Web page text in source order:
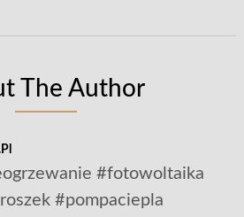
The Author
#fotowoltaika
#pompaciepla